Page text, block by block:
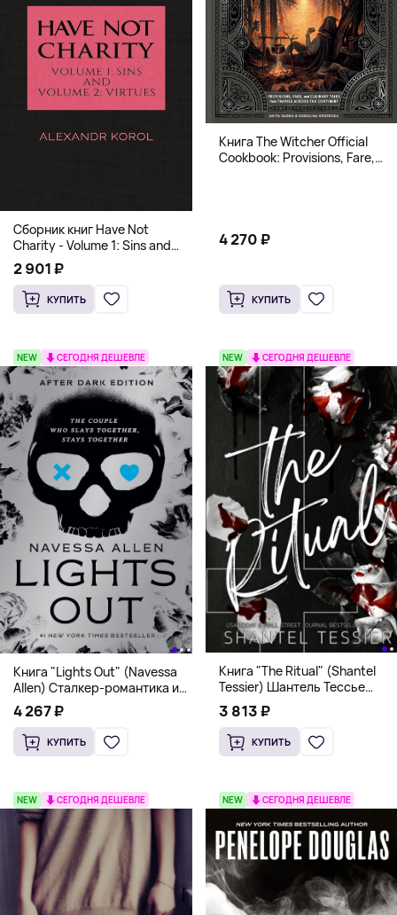
Сборник книг Have Not
Charity - Volume 1: Sins and
Volume 2: Virtues
2 901 ₽
КУПИТЬ
Книга The Witcher Official
Cookbook: Provisions, Fare,
4 270 ₽
КУПИТЬ
NEW СЕГОДНЯ ДЕШЕВЛЕ
Книга "Lights Out" (Navessa
Allen) Сталкер-романтика и
человек в маске (18+)
4 267 ₽
КУПИТЬ
NEW СЕГОДНЯ ДЕШЕВЛЕ
Книга "The Ritual" (Shantel
Tessier) Шантель Тессье
Экстремальный дарк-
романс бестселлер (18+)
3 813 ₽
КУПИТЬ
NEW СЕГОДНЯ ДЕШЕВЛЕ NEW СЕГОДНЯ ДЕШЕВЛЕ